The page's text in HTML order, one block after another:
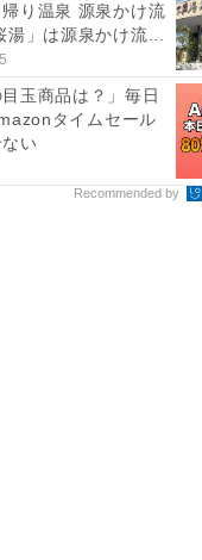
帰り温泉 源泉かけ流
湯」は源泉かけ流...
目玉商品は？」毎日
タイムセール
い
Recommended by